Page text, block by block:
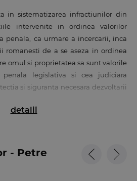
in sistematizarea infractiunilor din
intervenite in ordinea valorilor
penala, ca urmare a incercarii, inca
romanesti de a se aseza in ordinea
omul si proprietatea sa sunt valorile
penala legislativa si cea judiciara
si siguranta necesara dezvoltarii
un viitor care se anunta apropiat,
Cod penal in cazul infractiunilor
patrimoniului.
detalii
- Petre